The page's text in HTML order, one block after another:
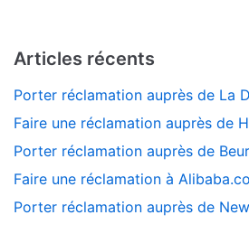
Articles récents
Porter réclamation auprès de La
Faire une réclamation auprès de
Porter réclamation auprès de
Faire une réclamation à
Porter réclamation auprès de